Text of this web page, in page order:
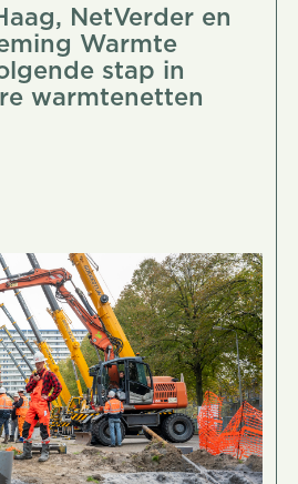
NetVerder en
Warmte
stap in
warmtenetten